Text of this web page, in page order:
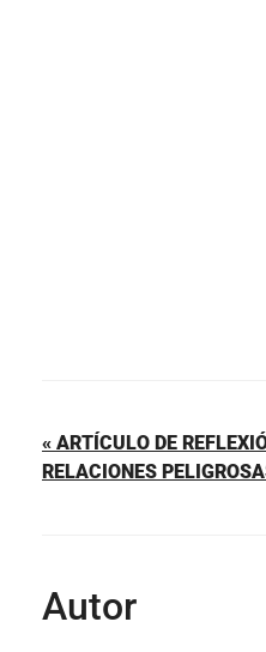
« ARTÍCULO DE
RELACIONES
Autor